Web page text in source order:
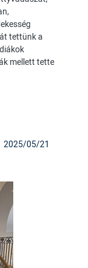
tettünk a
mellett tette
2025/05/21